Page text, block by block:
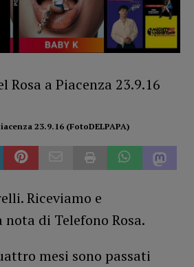
23.9.16 (FotoDELPAPA)
Riceviamo e
di Telefono Rosa.
mesi sono passati